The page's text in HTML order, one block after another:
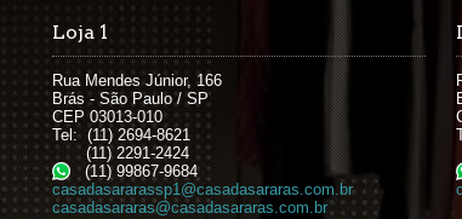
Loja 1
Rua Mendes Júnior, 166
Brás - São Paulo / SP
CEP 03013-010
Tel: (11) 2694-8621
(11) 2291-2424
(11) 99867-9684
casadasararassp1@casadasararas.com.br
casadasararas@casadasararas.com.br